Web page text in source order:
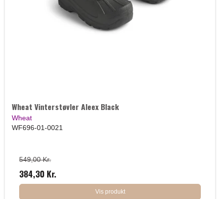
Wheat Vinterstøvler Aleex Black
Wheat
WF696-01-0021
549,00 Kr.
384,30 Kr.
Vis produkt